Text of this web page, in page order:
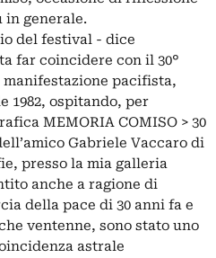
in generale.
del festival - dice
far coincidere con il 30°
pacifista,
1982, ospitando, per
MEMORIA COMISO > 30
Gabriele Vaccaro di
presso la mia galleria
anche a ragione di
della pace di 30 anni fa e
ventenne, sono stato uno
astrale